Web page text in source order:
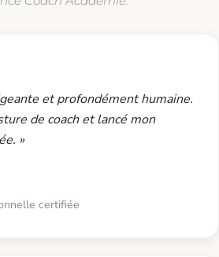
et profondément humaine.
de coach et lancé mon
»
certifiée